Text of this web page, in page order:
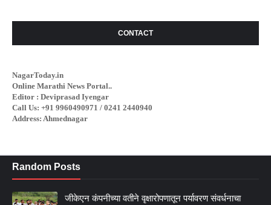
CONTACT
NagarToday.in
Online Marathi News Portal..
Editor : Deviprasad Iyengar
Call Us: +91 9960490971 / 0241 2440940
Address: Ahmednagar
Random Posts
जीकेएन कंपनीच्या वतीने वृक्षारोपणातून पर्यावरण संवर्धनाचा